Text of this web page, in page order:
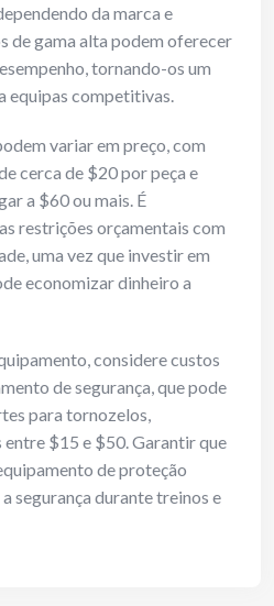
da marca e
de gama alta podem oferecer
tornando-os um
equipas competitivas.
variar em preço, com
cerca de $20 por peça e
a $60 ou mais. É
restrições orçamentais com
uma vez que investir em
economizar dinheiro a
considere custos
de segurança, que pode
para tornozelos,
$15 e $50. Garantir que
de proteção
segurança durante treinos e